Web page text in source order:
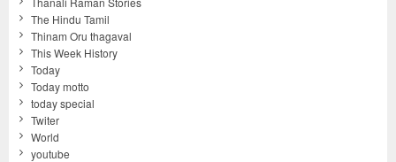
The Hindu Tamil
Thinam Oru thagaval
This Week History
Today
Today motto
today special
Twiter
World
youtube